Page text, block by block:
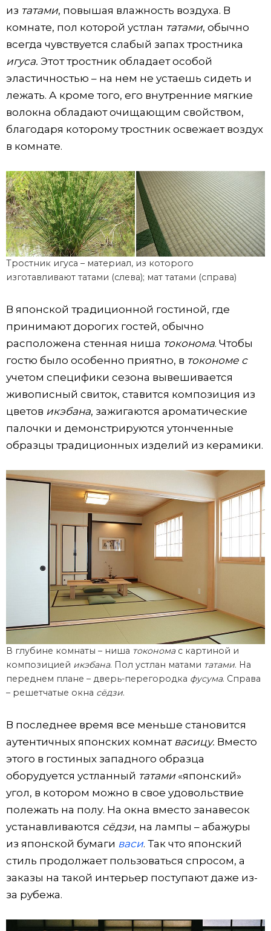
из татами, повышая влажность воздуха. В
комнате, пол которой устлан татами, обычно
всегда чувствуется слабый запах тростника
игуса. Этот тростник обладает особой
эластичностью – на нем не устаешь сидеть и
лежать. А кроме того, его внутренние мягкие
волокна обладают очищающим свойством,
благодаря которому тростник освежает воздух
в комнате.
Тростник игуса – материал, из которого
изготавливают татами (слева); мат татами (справа)
В японской традиционной гостиной, где
принимают дорогих гостей, обычно
расположена стенная ниша токонома. Чтобы
гостю было особенно приятно, в токономе с
учетом специфики сезона вывешивается
живописный свиток, ставится композиция из
цветов икэбана, зажигаются ароматические
палочки и демонстрируются утонченные
образцы традиционных изделий из керамики.
В глубине комнаты – ниша токономас картиной и
композицией икэбана. Пол устлан матами татами. На
переднем плане – дверь-перегородка фусума. Справа
– решетчатые окна сёдзи.
В последнее время все меньше становится
аутентичных японских комнат васицу. Вместо
этого в гостиных западного образца
оборудуется устланный татами«японский»
угол, в котором можно в свое удовольствие
полежать на полу. На окна вместо занавесок
устанавливаются сёдзи, на лампы – абажуры
из японской бумаги васи. Так что японский
стиль продолжает пользоваться спросом, а
заказы на такой интерьер поступают даже из-
за рубежа.